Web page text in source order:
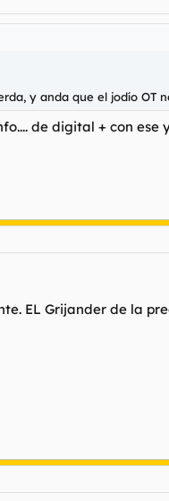
y anda que el jodío
de digital + con ese
EL Grijander de la